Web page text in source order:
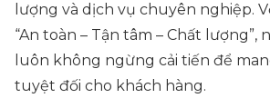
lượng và dịch vụ chuyên nghiệp.
“An toàn – Tận tâm – Chất lượng”,
luôn không ngừng cải tiến để
tuyệt đối cho khách hàng.